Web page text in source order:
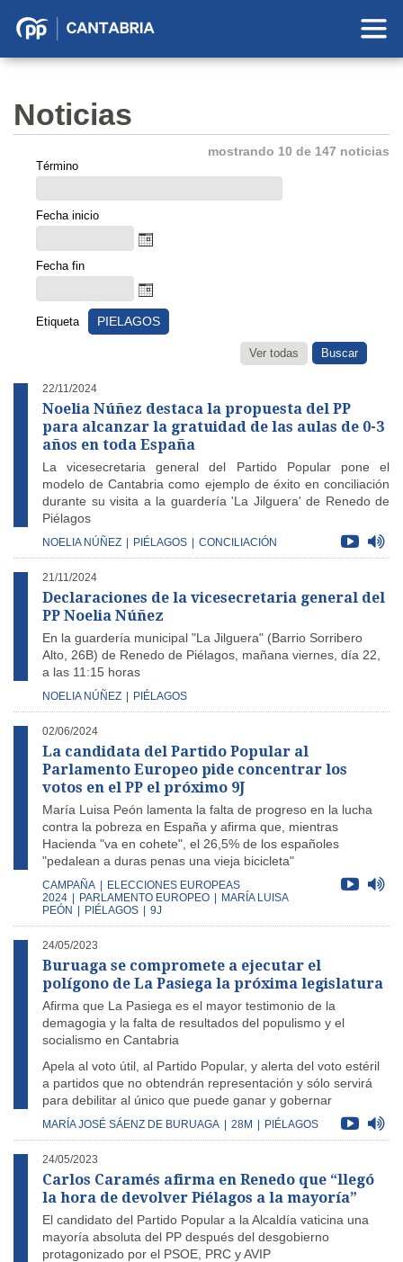
Partido
Cantabria
Noticias
mostrando 10 de 147 noticias
Término
Fecha inicio
Fecha fin
Etiqueta PIELAGOS
Ver todas
22/11/2024
Noelia Núñez destaca la propuesta del PP
para alcanzar la gratuidad de las aulas de 0-3
años en toda España
La vicesecretaria general del Partido Popular pone el
modelo de Cantabria como ejemplo de éxito en conciliación
durante su visita a la guardería 'La Jilguera' de Renedo de
Piélagos
NOELIA NÚÑEZ PIÉLAGOS CONCILIACIÓN
21/11/2024
Declaraciones de la vicesecretaria general del
PP Noelia Núñez
En la guardería municipal "La Jilguera" (Barrio Sorribero
Alto, 26B) de Renedo de Piélagos, mañana viernes, día 22,
a las 11:15 horas
NOELIA NÚÑEZ PIÉLAGOS
02/06/2024
La candidata del Partido Popular al
Parlamento Europeo pide concentrar los
votos en el PP el próximo 9J
María Luisa Peón lamenta la falta de progreso en la lucha
contra la pobreza en España y afirma que, mientras
Hacienda "va en cohete", el 26,5% de los españoles
"pedalean a duras penas una vieja bicicleta"
CAMPAÑA
ELECCIONES EUROPEAS
2024
PARLAMENTO EUROPEO
MARÍA LUISA
PEÓN
PIÉLAGOS 9J
24/05/2023
Buruaga se compromete a ejecutar el
polígono de La Pasiega la próxima legislatura
Afirma que La Pasiega es el mayor testimonio de la
demagogia y la falta de resultados del populismo y el
socialismo en Cantabria
Apela al voto útil, al Partido Popular, y alerta del voto estéril
a partidos que no obtendrán representación y sólo servirá
para debilitar al único que puede ganar y gobernar
MARÍA JOSÉ SÁENZ DE BURUAGA 28M PIÉLAGOS
24/05/2023
Carlos Caramés afirma en Renedo que “llegó
la hora de devolver Piélagos a la mayoría”
El candidato del Partido Popular a la Alcaldía vaticina una
mayoría absoluta del PP después del desgobierno
protagonizado por el PSOE, PRC y AVIP